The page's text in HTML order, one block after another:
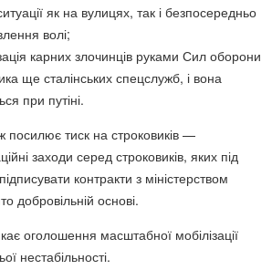
як на вулицях, так і безпосередньо
волі;
карних злочинців руками Сил оборони
ще сталінських спецслужб, і вона
при путіні.
посилює тиск на строковиків —
заходи серед строковиків, яких під
контракти з міністерством
добровільній основі.
оголошення масштабної мобілізації
нестабільності.